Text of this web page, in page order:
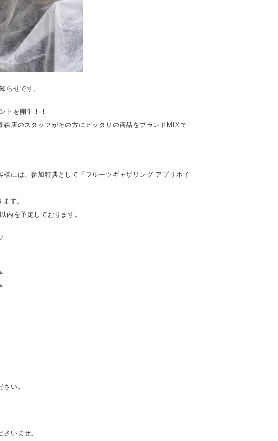
らせです。
トを開催！！
店のスタッフがその方にピッタリの商品をブランドMIXで
には、参加特典として「フルーツギャザリング アプリポイ
す。
内を予定しております。
い。
いませ。